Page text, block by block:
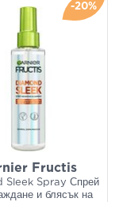
-20%
Fructis
Sleek Spray Спрей
и блясък на